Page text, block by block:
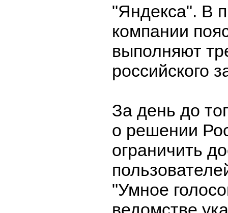
"Яндекса". В
компании
выполняют
российского
За день до
о решении
ограничить
"Умное